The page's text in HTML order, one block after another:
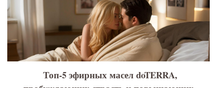
Топ-5 эфирных масел doTERRA,